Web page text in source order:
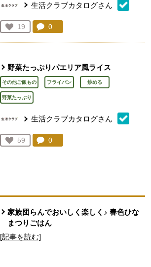
生活クラブカタログさん
お気に入り登録：
19
人が登録
コメント：
0
野菜たっぷりパエリア風ライス
その他ご飯もの フライパン 炒める
野菜たっぷり
生活クラブカタログさん
お気に入り登録：
59
人が登録
コメント：
0
家族団らんでおいしく楽しく♪ 春色ひな
まつりごはん
[記事を読む]